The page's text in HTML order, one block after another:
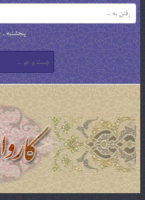
پنجشنبه , 15 مرداد 1405